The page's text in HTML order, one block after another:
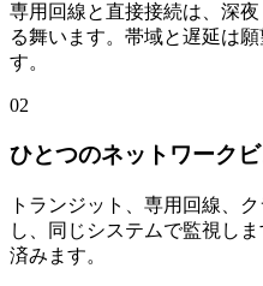
専用回線と直接接続は、深
る舞います。帯域と遅延は
す。
02
ひとつのネットワーク
トランジット、専用回線、
し、同じシステムで監視し
済みます。